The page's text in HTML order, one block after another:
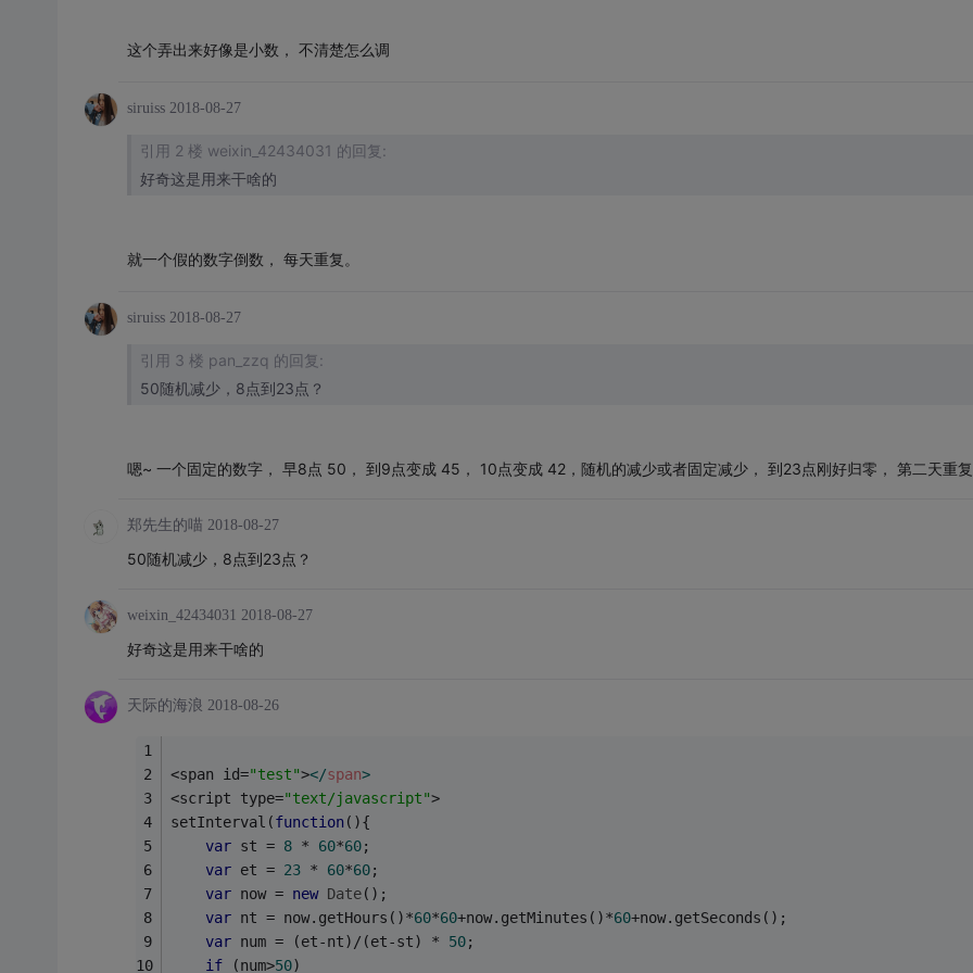
这个弄出来好像是小数， 不清楚怎么调
siruiss 2018-08-27
引用 2 楼 weixin_42434031 的回复:
好奇这是用来干啥的
就一个假的数字倒数， 每天重复。
siruiss 2018-08-27
引用 3 楼 pan_zzq 的回复:
50随机减少，8点到23点？
嗯~ 一个固定的数字， 早8点 50， 到9点变成 45， 10点变成 42，随机的减少或者固定减少， 到23点刚好归零， 第二天重
郑先生的喵 2018-08-27
50随机减少，8点到23点？
weixin_42434031 2018-08-27
好奇这是用来干啥的
天际的海浪 2018-08-26
<span id="test"></span>
<script type="text/javascript">
setInterval(function( ){
var st = 8 * 60*60;
var et = 23 * 60*60;
var now = new Date();
var nt = now.getHours()*60*60+now.getMinutes()*60+now.getSeconds();
var num = (et-nt)/(et-st) * 50;
if (num>50)